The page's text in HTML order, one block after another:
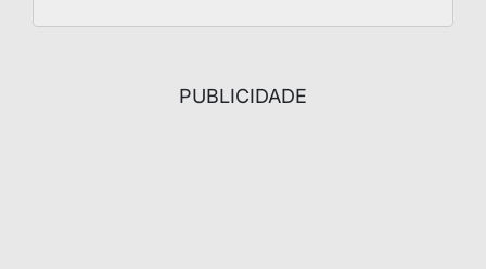
PUBLICIDADE